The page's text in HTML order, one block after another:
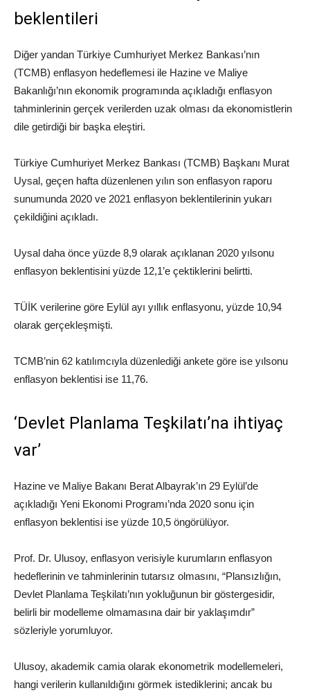
beklentileri
Diğer yandan Türkiye Cumhuriyet Merkez Bankası’nın
(TCMB) enflasyon hedeflemesi ile Hazine ve Maliye
Bakanlığı’nın ekonomik programında açıkladığı enflasyon
tahminlerinin gerçek verilerden uzak olması da ekonomistlerin
dile getirdiği bir başka eleştiri.
Türkiye Cumhuriyet Merkez Bankası (TCMB) Başkanı Murat
Uysal, geçen hafta düzenlenen yılın son enflasyon raporu
sunumunda 2020 ve 2021 enflasyon beklentilerinin yukarı
çekildiğini açıkladı.
Uysal daha önce yüzde 8,9 olarak açıklanan 2020 yılsonu
enflasyon beklentisini yüzde 12,1’e çektiklerini belirtti.
TÜİK verilerine göre Eylül ayı yıllık enflasyonu, yüzde 10,94
olarak gerçekleşmişti.
TCMB’nin 62 katılımcıyla düzenlediği ankete göre ise yılsonu
enflasyon beklentisi ise 11,76.
‘Devlet Planlama Teşkilatı’na ihtiyaç
var’
Hazine ve Maliye Bakanı Berat Albayrak’ın 29 Eylül’de
açıkladığı Yeni Ekonomi Programı’nda 2020 sonu için
enflasyon beklentisi ise yüzde 10,5 öngörülüyor.
Prof. Dr. Ulusoy, enflasyon verisiyle kurumların enflasyon
hedeflerinin ve tahminlerinin tutarsız olmasını, “Plansızlığın,
Devlet Planlama Teşkilatı’nın yokluğunun bir göstergesidir,
belirli bir modelleme olmamasına dair bir yaklaşımdır”
sözleriyle yorumluyor.
Ulusoy, akademik camia olarak ekonometrik modellemeleri,
hangi verilerin kullanıldığını görmek istediklerini; ancak bu